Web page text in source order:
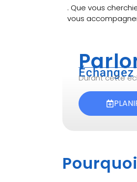
. Que vous
vous
Durant cette